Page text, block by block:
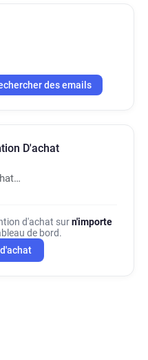
des emails
D'achat
d'achat surn'importe
de bord.